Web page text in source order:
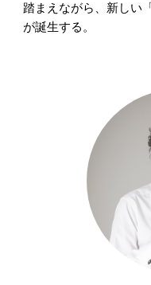
踏まえながら、新しい
が誕生する。